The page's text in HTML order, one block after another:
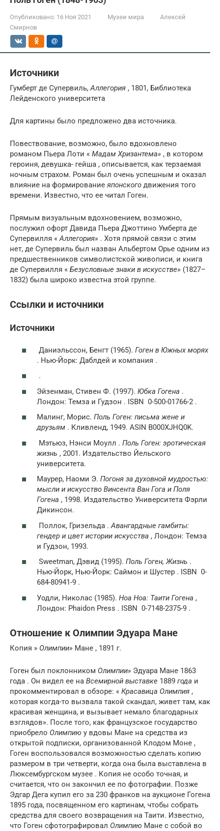
Опубликовано: 16 Ноя 2021 Музеи мира
Алексей
Смирнов
Источники
Гумберт де Супервиль,Аллегория , 1801, Библиотека
Лейденского университета
Для картины было предложено два источника.
Повествование, возможно, было вдохновлено
романом Пьера Лоти « Мадам Хризантема» , в котором
героиня, девушка- гейша , описывается, как терзаемая
ночным страхом. Роман был очень успешным и оказал
влияние на формированиеяпонского движения того
времени. Известно, что ее читал Гоген.
Прямым визуальным вдохновением, возможно,
послужил офорт Давида Пьера Джоттино Умберта де
Супервилля «Аллегория» . Хотя прямой связи с этим
нет, де Супервиль был назван Альбертом Орье одним из
предшественников символистской живописи, и книга
де Супервилля « Безусловные знаки в искусстве» (1827–
1832) была широко известна этой группе.
Ссылки и источники
Источники
Даниэльссон, Бенгт (1965). Гоген в Южных морях
. Нью-Йорк: Даблдей и компания .
.
Эйзенман, Стивен Ф. (1997). Юбка Гогена .
Лондон: Темза и Гудзон . ISBN 0-500-01766-2 .
Малинг, Морис. Поль Гоген: письма жене и
друзьям . Кливленд, 1949. ASIN B000XJHQ0K.
Мэтьюз, Нэнси Моулл . Поль Гоген: эротическая
жизнь , 2001. Издательство Йельского
университета.
Маурер, Наоми Э. Погоня за духовной мудростью:
мысли и искусство Винсента Ван Гога и Поля
Гогена , 1998. Издательство Университета Фэрли
Дикинсон.
Поллок, Гризельда . Авангардные гамбиты:
гендер и цвет истории искусства , Лондон: Темза
и Гудзон, 1993.
Sweetman, Дэвид (1995). Поль Гоген, Жизнь .
Нью-Йорк, Нью-Йорк: Саймон и Шустер . ISBN 0-
684-80941-9 .
Уодли, Николас (1985). Ноа Ноа: Таити Гогена ,
Лондон: Phaidon Press . ISBN 0-7148-2375-9 .
Отношение к Олимпии Эдуара Мане
Копия » Олимпии» Мане , 1891 г.
Гоген был поклонником Олимпии» Эдуара Мане 1863
года . Он видел ее на Всемирной выставке 1889 года и
прокомментировал в обзоре: « Красавица Олимпия ,
которая когда-то вызвала такой скандал, живет там, как
красивая женщина, и вызывает немало благодарных
взглядов». После того, как французское государство
приобрело Олимпию у вдовы Мане на средства из
открытой подписки, организованной Клодом Моне ,
Гоген воспользовался возможностью сделать копию
размером в три четверти, когда она была выставлена ​​в
Люксембургском музее . Копия не особо точная, и
считается, что он закончил ее по фотографии. Позже
Эдгар Дега купил его за 230 франков на аукционе Гогена
1895 года, посвященном его картинам, чтобы собрать
средства для своего возвращения на Таити. Известно,
что Гоген сфотографировал Олимпию Мане с собой во